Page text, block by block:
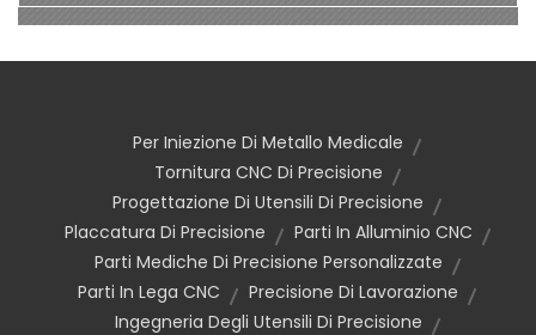
Per Iniezione Di Metallo Medicale
Tornitura CNC Di Precisione
Progettazione Di Utensili Di Precisione
Placcatura Di Precisione
Parti In Alluminio CNC
Parti Mediche Di Precisione Personalizzate
Parti In Lega CNC
Precisione Di Lavorazione
Ingegneria Degli Utensili Di Precisione